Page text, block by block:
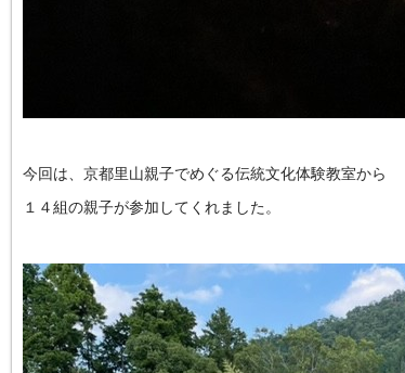
今回は、京都里山親子でめぐる伝統文化体験教室から
１４組の親子が参加してくれました。